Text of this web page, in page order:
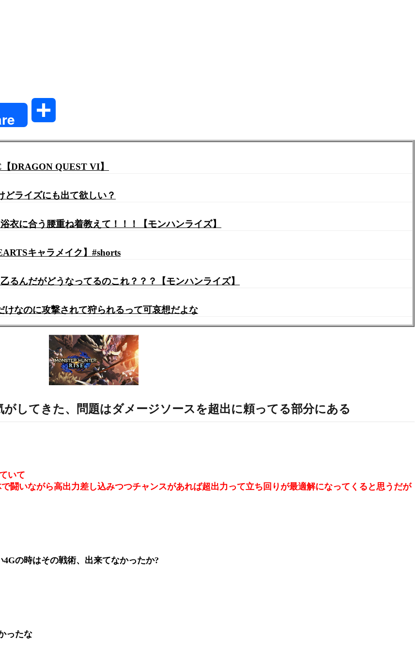
DRAGON QUEST VI】
どライズにも出て欲しい？
衣に合う腰重ね着教えて！！！【モンハンライズ】
キャラメイク】#shorts
るんだがどうなってるのこれ？？？【モンハンライズ】
なのに攻撃されて狩られるって可哀想だよな
がしてきた、問題はダメージソースを超出に頼ってる部分にある
いて
闘いながら高出力差し込みつつチャンスがあれば超出力って立ち回りが最適解になってくると思うだが
の時はその戦術、出来てなかったか?
ったな